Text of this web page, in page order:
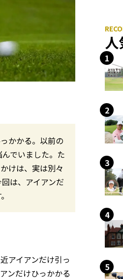
かかる。以前の
でいました。た
けは、実は別々
は、アイアンだ
アイアンだけ引っ
ンだけひっかかる
人